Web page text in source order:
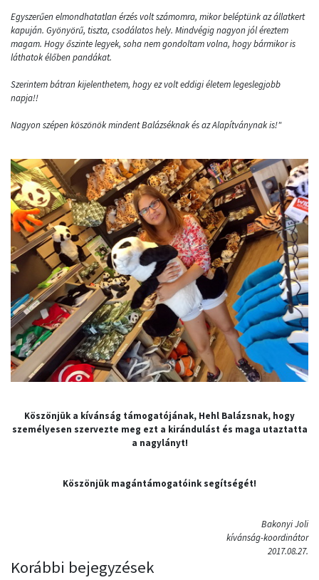
Egyszerűen elmondhatatlan érzés volt számomra, mikor beléptünk az állatkert
kapuján. Gyönyörű, tiszta, csodálatos hely. Mindvégig nagyon jól éreztem
magam. Hogy őszinte legyek, soha nem gondoltam volna, hogy bármikor is
láthatok élőben pandákat.
Szerintem bátran kijelenthetem, hogy ez volt eddigi életem legeslegjobb
napja!!
Nagyon szépen köszönök mindent Balázséknak és az Alapítványnak is!"
Köszönjük a kívánság támogatójának, Hehl Balázsnak, hogy
személyesen szervezte meg ezt a kirándulást és maga utaztatta
a nagylányt!
Köszönjük magántámogatóink segítségét!
Bakonyi Joli
kívánság-koordinátor
2017.08.27.
Korábbi bejegyzések